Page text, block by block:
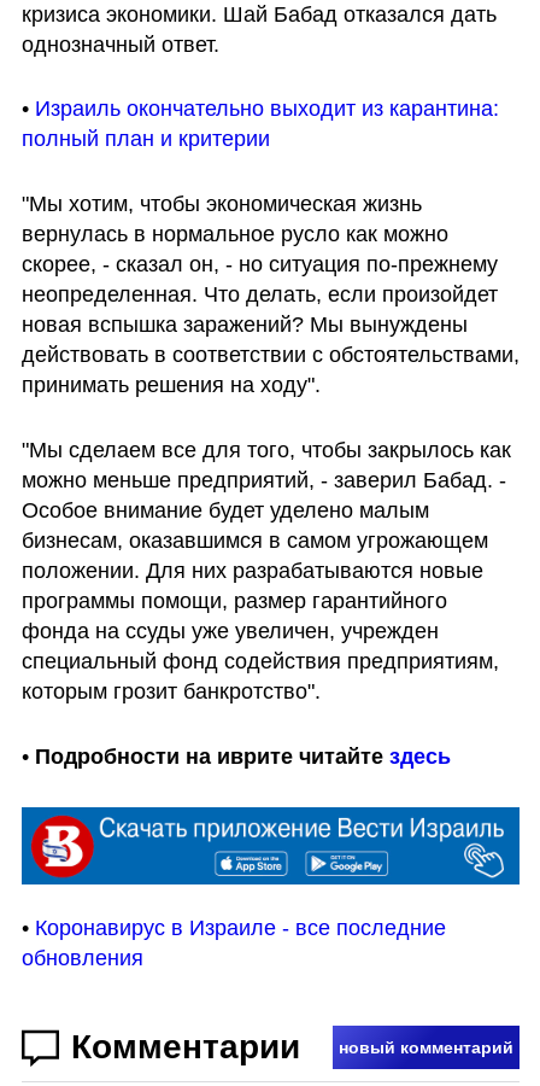
кризиса экономики. Шай Бабад отказался дать
однозначный ответ.
• Израиль окончательно выходит из карантина:
полный план и критерии
"Мы хотим, чтобы экономическая жизнь
вернулась в нормальное русло как можно
скорее, - сказал он, - но ситуация по-прежнему
неопределенная. Что делать, если произойдет
новая вспышка заражений? Мы вынуждены
действовать в соответствии с обстоятельствами,
принимать решения на ходу".
"Мы сделаем все для того, чтобы закрылось как
можно меньше предприятий, - заверил Бабад. -
Особое внимание будет уделено малым
бизнесам, оказавшимся в самом угрожающем
положении. Для них разрабатываются новые
программы помощи, размер гарантийного
фонда на ссуды уже увеличен, учрежден
специальный фонд содействия предприятиям,
которым грозит банкротство".
• Подробности на иврите читайте здесь
• Коронавирус в Израиле - все последние
обновления
Комментарии новый комментарий